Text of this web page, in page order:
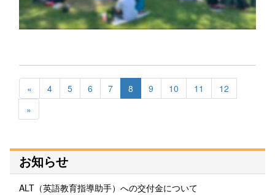
« 4 5 6 7 8 9 10 11
12
»
お知らせ
ALT（英語教育指導助手）への交付金について